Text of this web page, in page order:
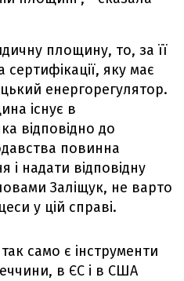
площину, то, за її
яку має
енергорегулятор.
існує в
відповідно до
повинна
і надати відповідну
Заліщук, не варто
у цій справі.
само є інструменти
в ЄС і в США